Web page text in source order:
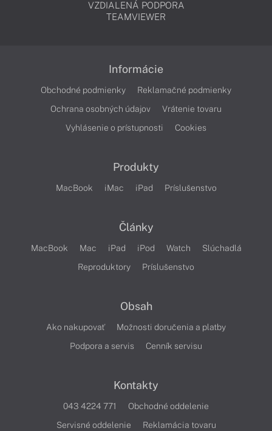
VZDIALENÁ PODPORA
TEAMVIEWER
Informácie
Obchodné podmienky
Reklamačné podmienky
Ochrana osobných údajov
Vrátenie tovaru
Vyhlásenie o prístupnosti
Cookies
Produkty
MacBook iMac iPad Príslušenstvo
Články
MacBook Mac iPad iPod Watch
Slúchadlá
Reproduktory
Príslušenstvo
Obsah
Ako nakupovať
Možnosti doručenia a platby
Podpora a servis
Cenník servisu
Kontakty
043 4224 771
Obchodné oddelenie
Servisné oddelenie
Reklamácia tovaru